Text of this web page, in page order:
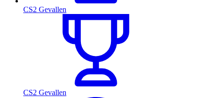
CS2 Gevallen
CS2 Gevallen